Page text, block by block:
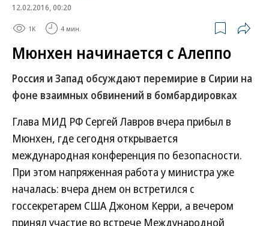
12.02.2016, 00:20
1K 4 мин.
Мюнхен начинается с Алеппо
Россия и Запад обсуждают перемирие в Сирии на
фоне взаимных обвинений в бомбардировках
Глава МИД РФ Сергей Лавров вчера прибыл в
Мюнхен, где сегодня открывается
международная конференция по безопасности.
При этом напряженная работа у министра уже
началась: вчера днем он встретился с
госсекретарем США Джоном Керри, а вечером
принял участие во встрече Международной